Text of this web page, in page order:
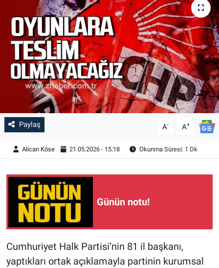
Paylaş A- A+
Alican Köse 21.05.2026 - 15:18 Okunma Süresi: 1 Dk
Günün notu!
Cumhuriyet Halk Partisi’nin 81 il başkanı,
yaptıkları ortak açıklamayla partinin kurumsal